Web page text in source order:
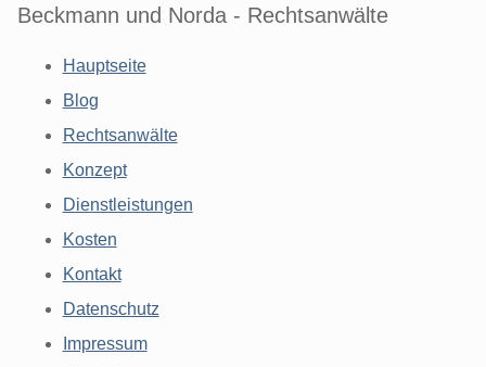
Beckmann und Norda - Rechtsanwälte
Hauptseite
Blog
Rechtsanwälte
Konzept
Dienstleistungen
Kosten
Kontakt
Datenschutz
Impressum